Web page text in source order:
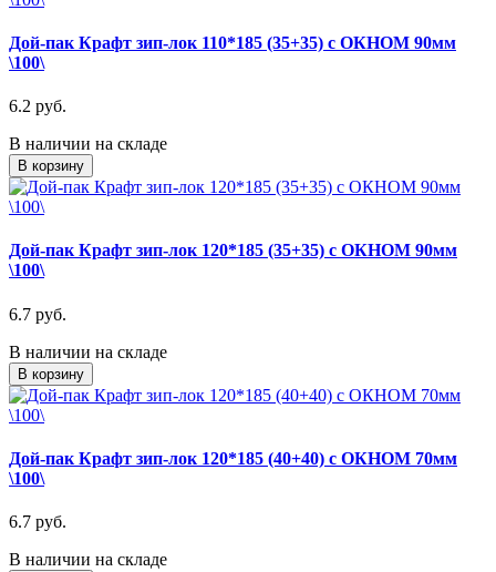
Дой-пак Крафт зип-лок 110*185 (35+35) с ОКНОМ 90мм
\100\
6.2 руб.
В наличии на складе
В корзину
Дой-пак Крафт зип-лок 120*185 (35+35) с ОКНОМ 90мм
\100\
6.7 руб.
В наличии на складе
В корзину
Дой-пак Крафт зип-лок 120*185 (40+40) с ОКНОМ 70мм
\100\
6.7 руб.
В наличии на складе